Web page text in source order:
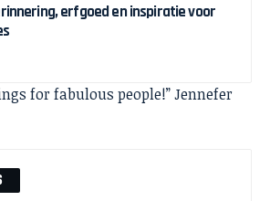
erfgoed en inspiratie voor
for fabulous people!” Jennefer